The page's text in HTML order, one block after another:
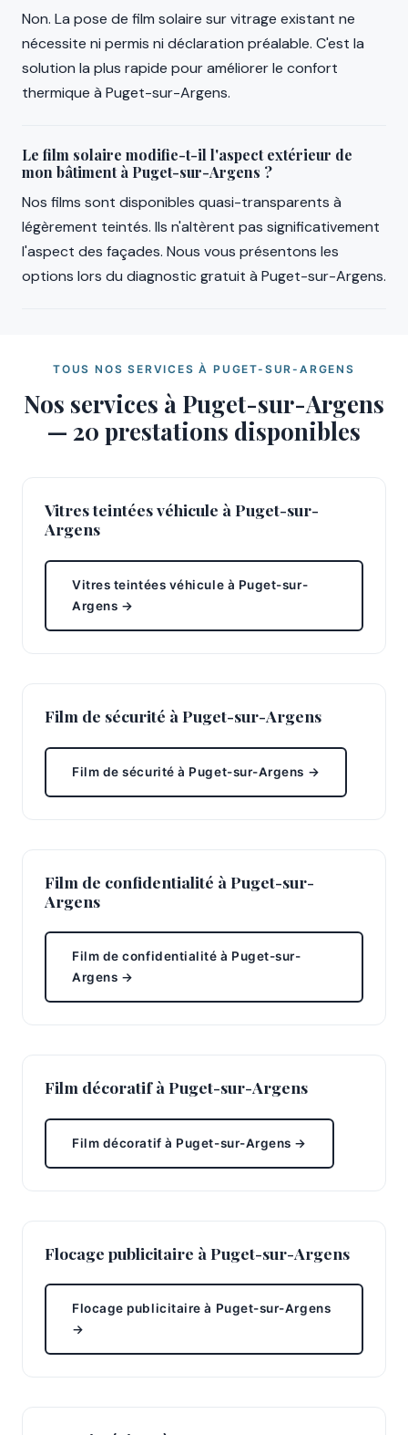
Non. La pose de film solaire sur vitrage existant ne
nécessite ni permis ni déclaration préalable. C'est la
solution la plus rapide pour améliorer le confort
thermique à Puget-sur-Argens.
Le film solaire modifie-t-il l'aspect extérieur de
mon bâtiment à Puget-sur-Argens ?
Nos films sont disponibles quasi-transparents à
légèrement teintés. Ils n'altèrent pas significativement
l'aspect des façades. Nous vous présentons les
options lors du diagnostic gratuit à Puget-sur-Argens.
TOUS NOS SERVICES À PUGET-SUR-ARGENS
Nos services à Puget-sur-Argens
— 20 prestations disponibles
Vitres teintées véhicule à Puget-sur-
Argens
Vitres teintées véhicule à Puget-sur-
Argens →
Film de sécurité à Puget-sur-Argens
Film de sécurité à Puget-sur-Argens →
Film de confidentialité à Puget-sur-
Argens
Film de confidentialité à Puget-sur-
Argens →
Film décoratif à Puget-sur-Argens
Film décoratif à Puget-sur-Argens →
Flocage publicitaire à Puget-sur-Argens
Flocage publicitaire à Puget-sur-Argens
→